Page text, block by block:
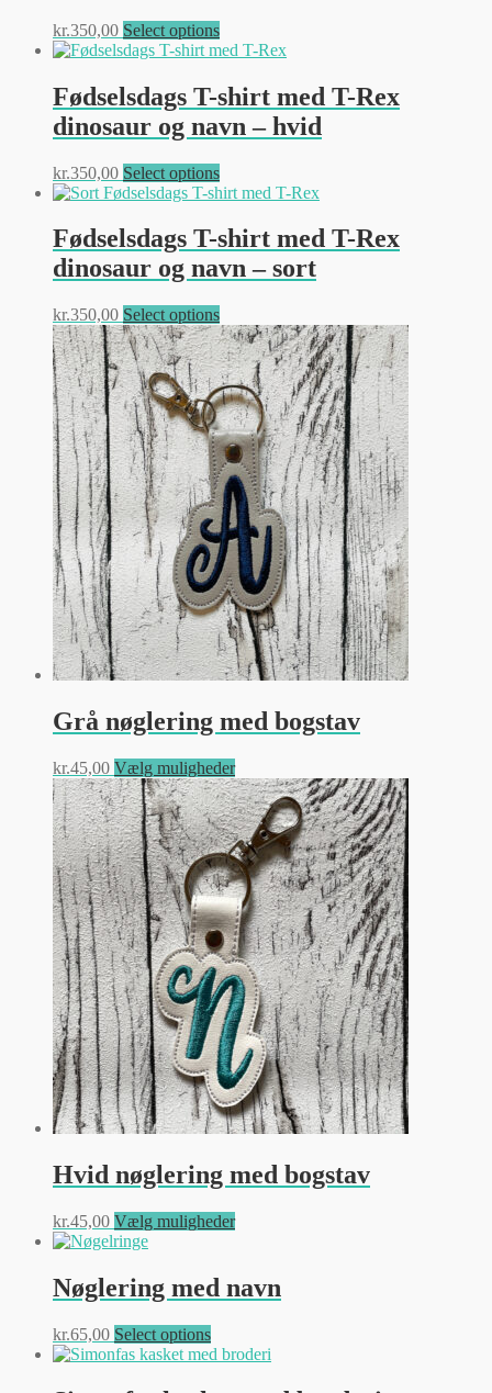
vælges
på
varesiden
kr.350,00 Select optionsDette
vare
flere
varianter.
Mulighederne
vælges
på
varesiden
Fødselsdags T-shirt med T-Rex
dinosaur og navn – hvid
kr.350,00 Select optionsDette
vare
flere
varianter.
Mulighederne
vælges
på
varesiden
Fødselsdags T-shirt med T-Rex
dinosaur og navn – sort
kr.350,00 Select optionsDette
vare
har
flere
varianter.
Mulighederne
kan
vælges
på
varesiden
Grå nøglering med bogstav
kr.45,00 Vælg mulighederDette
vare
har
flere
varianter.
Mulighederne
kan
vælges
på
varesiden
Hvid nøglering med bogstav
kr.45,00 Vælg mulighederDette
varianter.
vælges
Nøglering med navn
kr.65,00 Select optionsDette
vare